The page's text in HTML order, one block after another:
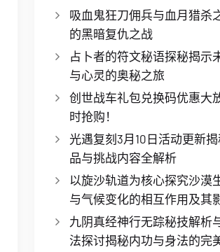
吸血鬼狂刀佣兵与血月猎杀
的黑暗复仇之战
占卜者的符文秘语探秘揭示
与心灵的奥秘之旅
创世战车礼包兑换码优惠大
时抢购！
光遇复刻3月10日活动更新
品与挑战内容全解析
以旋沙轨道为核心探究沙漠
与气候变化的相互作用及其
九阴真经神行无踪秘技解析
法探讨揭秘内功与身法的完